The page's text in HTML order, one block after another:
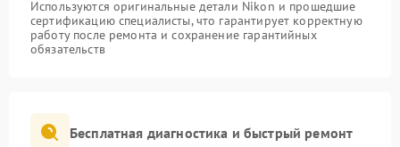
Используются оригинальные детали Nikon и прошедшие
сертификацию специалисты, что гарантирует корректную
работу после ремонта и сохранение гарантийных
обязательств
Бесплатная диагностика и быстрый ремонт